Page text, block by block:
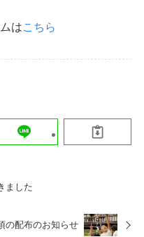
はこちら
ました
の配布のお知らせ